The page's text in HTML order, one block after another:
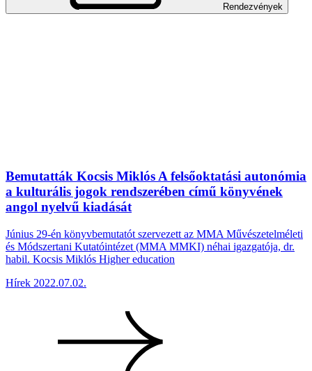
Rendezvények
Bemutatták Kocsis Miklós A felsőoktatási autonómia
a kulturális jogok rendszerében című könyvének
angol nyelvű kiadását
Június 29-én könyvbemutatót szervezett az MMA Művészetelméleti
és Módszertani Kutatóintézet (MMA MMKI) néhai igazgatója, dr.
habil. Kocsis Miklós Higher education
Hírek 2022.07.02.